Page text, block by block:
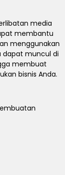
media
membantu
menggunakan
dapat muncul di
membuat
bisnis Anda.